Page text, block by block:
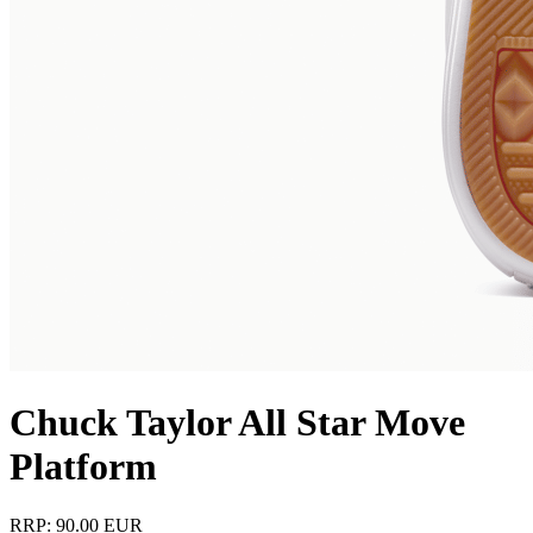
Chuck Taylor All Star Move
Platform
RRP: 90.00 EUR